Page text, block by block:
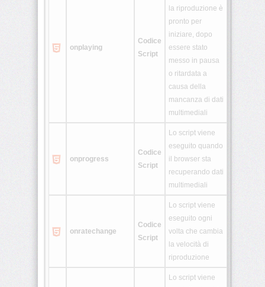
onplaying
Codice
Script
la riproduzione è
pronto per
iniziare, dopo
essere stato
messo in pausa
o ritardata a
causa della
mancanza di dati
multimediali
onprogress
Codice
Script
Lo script viene
eseguito quando
il browser sta
recuperando dati
multimediali
onratechange
Codice
Script
Lo script viene
eseguito ogni
volta che cambia
la velocità di
riproduzione
Lo script viene